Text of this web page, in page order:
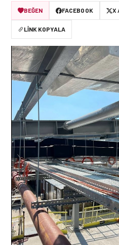
BEĞEN
FACEBOOK X
LINK KOPYALA